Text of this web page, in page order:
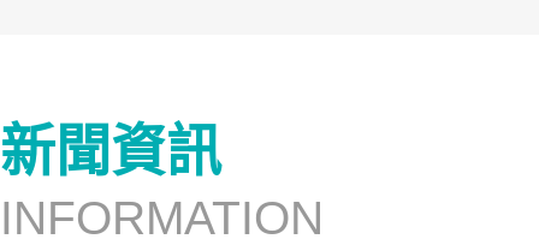
新聞資訊
INFORMATION